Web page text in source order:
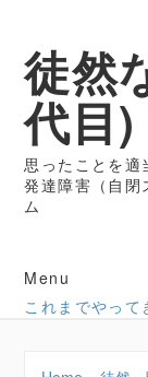
徒然
代目)
思ったことを適
発達障害（自閉
ム
Menu
これまでやって